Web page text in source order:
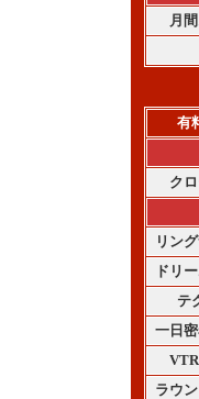
月
有
ク
リン
ドリ
テ
一日
ラウ